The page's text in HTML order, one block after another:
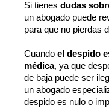
Si tienes dudas
un abogado puede
para que no pierdas
Cuando el despido
médica, ya que
de baja puede ser
un abogado
despido es nulo o